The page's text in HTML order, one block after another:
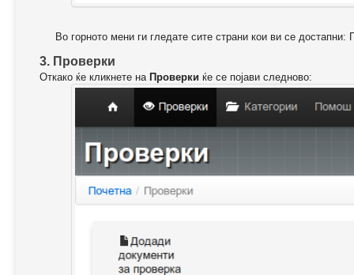
Во горното мени ги гледате сите страни кои ви се
3. Проверки
Откако ќе кликнете на Проверки ќе се појави следново: